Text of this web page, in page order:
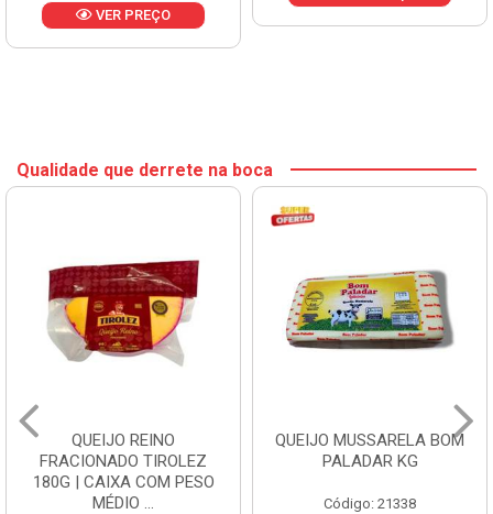
VER PREÇO
Qualidade que derrete na boca
QUEIJO REINO
FRACIONADO TIROLEZ
180G | CAIXA COM PESO
MÉDIO ...
QUEIJO MUSSARELA BOM
PALADAR KG
Código: 21338